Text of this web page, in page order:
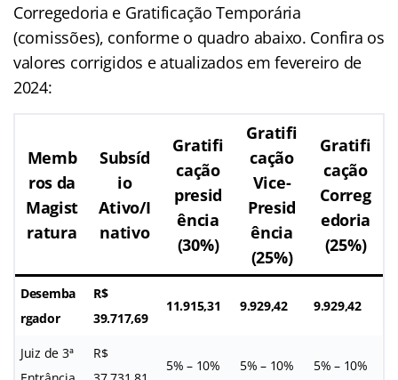
Corregedoria e Gratificação Temporária
(comissões), conforme o quadro abaixo. Confira os
valores corrigidos e atualizados em fevereiro de
2024:
Memb
ros da
Magist
ratura
Subsíd
io
Ativo/I
nativo
Gratifi
cação
presid
ência
(30%)
Gratifi
cação
Vice-
Presid
ência
(25%)
Gratifi
cação
Correg
edoria
(25%)
Desemba
rgador
R$
39.717,69
11.915,31 9.929,42 9.929,42
Juiz de 3ª
R$
5% – 10% 5% – 10% 5% – 10%